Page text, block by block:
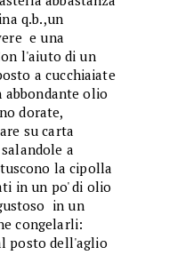
q.b.,un
e una
l'aiuto di un
a cucchiaiate
olio
dorate,
su carta
a
la cipolla
in un po' di olio
in un
congelarli:
posto dell'aglio